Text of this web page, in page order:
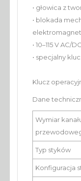
• głowica z
• blokada
• 10–115 V AC/
• specjalny
Klucz
Dane
Wymiar
Typ styków
Konfiguracja